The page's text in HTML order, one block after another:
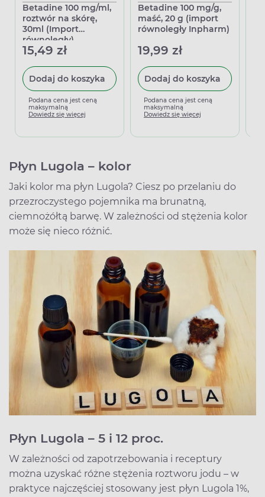
Betadine 100 mg/ml,
roztwór na skórę,
30ml (Import
równoległy)
15,49 zł
Dodaj do koszyka
Podana cena jest ceną
maksymalną
Dowiedz się więcej
Betadine 100 mg/g,
maść, 20 g (import
równoległy Inpharm)
19,99 zł
Dodaj do koszyka
Podana cena jest ceną
maksymalną
Dowiedz się więcej
Płyn Lugola – kolor
Jaki kolor ma płyn Lugola? Ciesz po przelaniu do
przezroczystego pojemnika ma brunatną,
ciemnożółtą barwę. W zależności od stężenia kolor
może się nieco różnić.
Płyn Lugola – 5 i 12 proc.
W zależności od zapotrzebowania i receptury
można uzyskać różne stężenia roztworu jodu – w
praktyce najczęściej stosowany jest płyn Lugola 1%,